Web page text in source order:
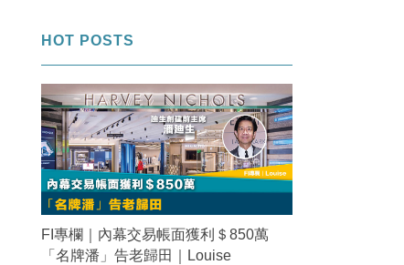
HOT POSTS
FI專欄｜內幕交易帳面獲利＄850萬
「名牌潘」告老歸田｜Louise